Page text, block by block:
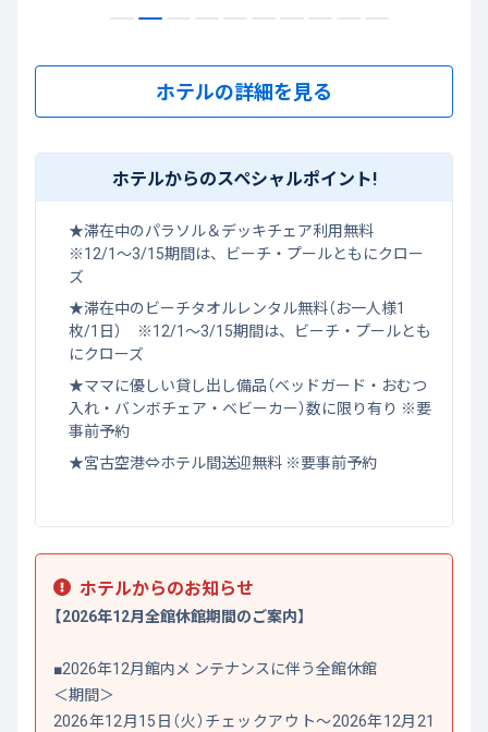
ホテルの詳細を見る
ホテルからのスペシャルポイント!
★滞在中のパラソル＆デッキチェア利用無料
※12/1～3/15期間は、ビーチ・プールともにクロー
ズ
★滞在中のビーチタオルレンタル無料（お一人様1
枚/1日） ※12/1～3/15期間は、ビーチ・プールとも
にクローズ
★ママに優しい貸し出し備品（ベッドガード・おむつ
入れ・バンボチェア・ベビーカー）数に限り有り ※要
事前予約
★宮古空港⇔ホテル間送迎無料 ※要事前予約
ホテルからのお知らせ
【2026年12月全館休館期間のご案内】
■2026年12月館内メ ンテナンスに伴う全館休館
＜期間＞
2026年12月15日（火）チェックアウト～2026年12月21